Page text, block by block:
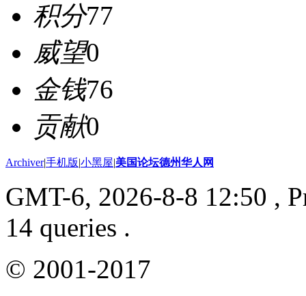
积分77
威望0
金钱76
贡献0
Archiver|手机版|小黑屋|美国论坛德州华人网
GMT-6, 2026-8-8 12:50 ,
14 queries .
© 2001-2017